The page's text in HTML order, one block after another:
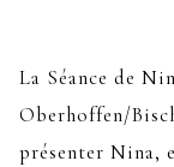
La Séance de
Oberhoffen/
présenter Nina,